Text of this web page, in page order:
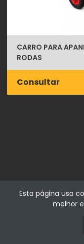
CARRO PARA
RODAS
Consultar
Fialhostore
Fialho & Irmão,Lda.
Esta página usa
melhor